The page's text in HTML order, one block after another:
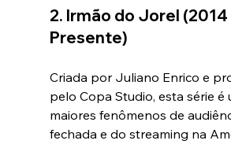
2. Irmão do Jorel (2014
Presente)
Criada por Juliano Enrico e
pelo Copa Studio, esta série é
maiores fenômenos de
fechada e do streaming na